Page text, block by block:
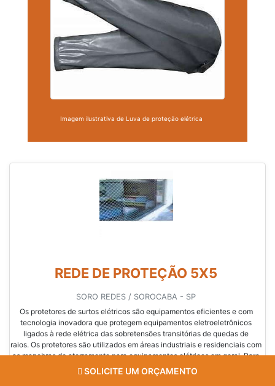
Imagem ilustrativa de Luva de proteção elétrica
REDE DE PROTEÇÃO 5X5
SORO REDES / SOROCABA - SP
Os protetores de surtos elétricos são equipamentos eficientes e com
tecnologia inovadora que protegem equipamentos eletroeletrônicos
ligados à rede elétrica das sobretensões transitórias de quedas de
raios. Os protetores são utilizados em áreas industriais e residenciais com
as manobras de aterramento para equipamentos elétricos em geral. Para
isso, são ins...
SOLICITE UM ORÇAMENTO